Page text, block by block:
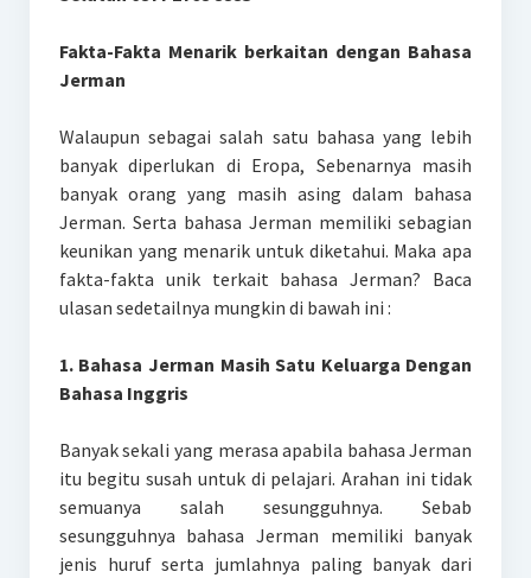
Fakta-Fakta Menarik berkaitan dengan Bahasa
Jerman
Walaupun sebagai salah satu bahasa yang lebih
banyak diperlukan di Eropa, Sebenarnya masih
banyak orang yang masih asing dalam bahasa
Jerman. Serta bahasa Jerman memiliki sebagian
keunikan yang menarik untuk diketahui. Maka apa
fakta-fakta unik terkait bahasa Jerman? Baca
ulasan sedetailnya mungkin di bawah ini :
1. Bahasa Jerman Masih Satu Keluarga Dengan
Bahasa Inggris
Banyak sekali yang merasa apabila bahasa Jerman
itu begitu susah untuk di pelajari. Arahan ini tidak
semuanya salah sesungguhnya. Sebab
sesungguhnya bahasa Jerman memiliki banyak
jenis huruf serta jumlahnya paling banyak dari